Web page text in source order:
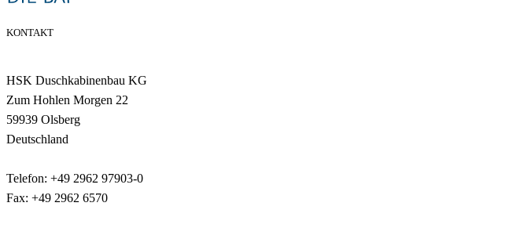
KONTAKT
HSK Duschkabinenbau KG
Zum Hohlen Morgen 22
59939 Olsberg
Deutschland
Telefon: +49 2962 97903-0
Fax: +49 2962 6570